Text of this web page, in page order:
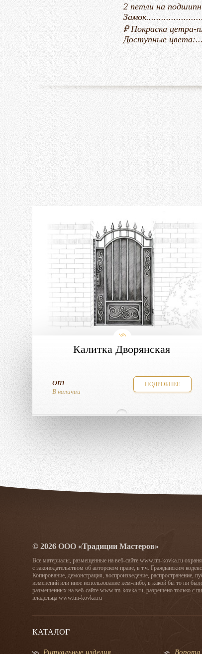
2 петли на
₽Покраска
Доступные
Калитка Дворянская
от
В наличии
ПОДРОБНЕЕ
© 2026 ООО «Традиции Мастеров»
Все материалы, размещенные на веб-сайте www.tm-kovka.ru
с законодательством об авторском праве, в т.ч. Гражданским
Копирование, демонстрация, воспроизведение, распространение,
изменений или иное использование кем-либо, в какой бы то ни
размещенных на веб-сайте www.tm-kovka.ru, разрешено только с
владельца www.tm-kovka.ru
КАТАЛОГ
Ритуальные изделия Ворота